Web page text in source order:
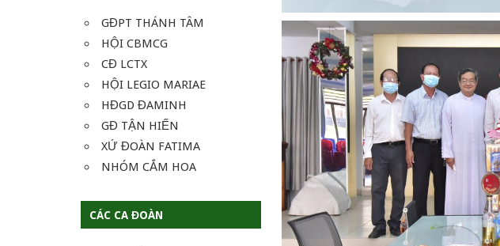
GĐPT THÁNH TÂM
HỘI CBMCG
CĐ LCTX
HỘI LEGIO MARIAE
HĐGD ĐAMINH
GĐ TẬN HIẾN
XỨ ĐOÀN FATIMA
NHÓM CẮM HOA
CÁC CA ĐOÀN